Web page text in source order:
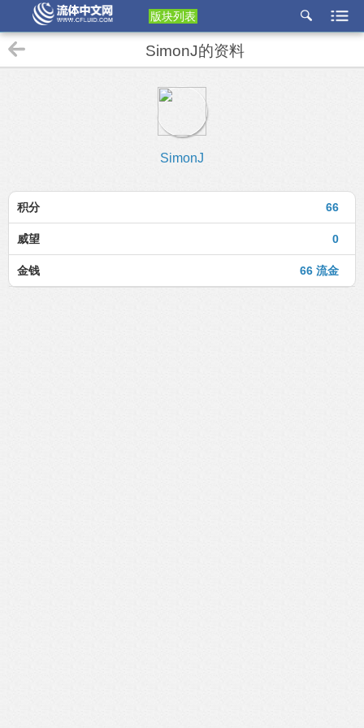
版块列表
etu
SimonJ的资料
SimonJ
66
积分
0
威望
66 流金
金钱